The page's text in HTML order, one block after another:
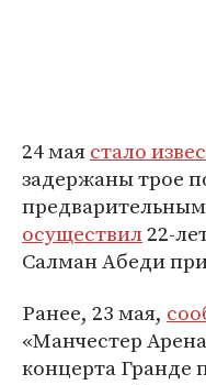
24 маястало
задержаны трое
осуществил22-
Салман Абеди
Ранее, 23 мая,
«Манчестер
концерта Гранде